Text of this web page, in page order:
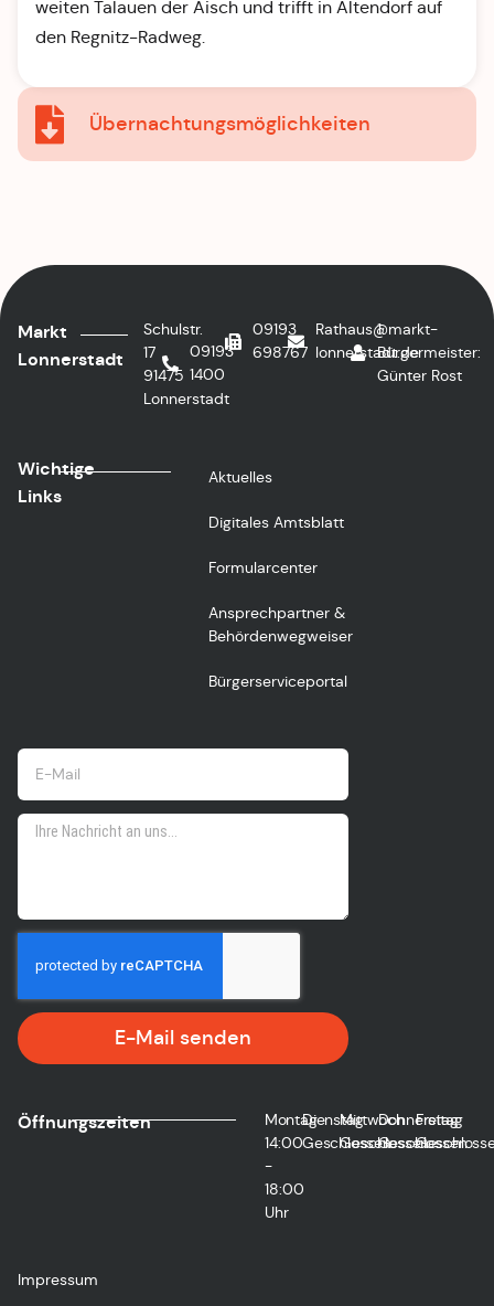
weiten Talauen der Aisch und trifft in Altendorf auf
den Regnitz-Radweg.
Übernachtungsmöglichkeiten
Markt
Lonnerstadt
Schulstr.
17
91475
Lonnerstadt
09193
1400
09193
698767
Rathaus@markt-
lonnerstadt.de
1.
Bürgermeister:
Günter Rost
Wichtige
Links
Aktuelles
Digitales Amtsblatt
Formularcenter
Ansprechpartner &
Behördenwegweiser
Bürgerserviceportal
E-Mail senden
Öffnungszeiten
Montag
14:00
-
18:00
Uhr
Dienstag
Geschlossen
Mittwoch
Geschlossen
Donnerstag
Geschlossen
Freitag
Impressum